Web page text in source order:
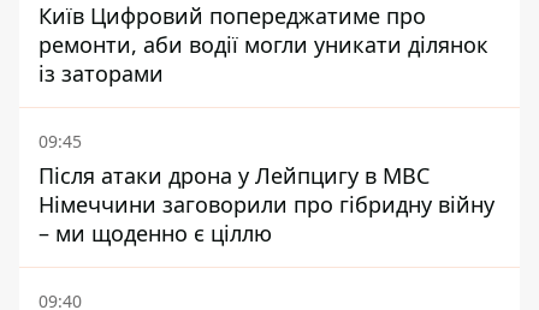
Київ Цифровий попереджатиме про
ремонти, аби водії могли уникати ділянок
із заторами
09:45
Після атаки дрона у Лейпцигу в МВС
Німеччини заговорили про гібридну війну
– ми щоденно є ціллю
09:40